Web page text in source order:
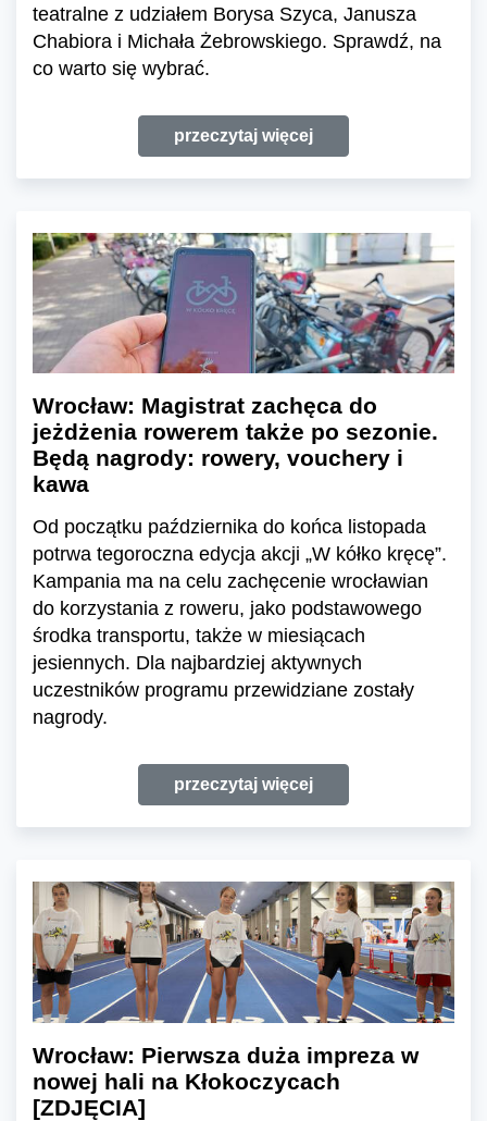
teatralne z udziałem Borysa Szyca, Janusza
Chabiora i Michała Żebrowskiego. Sprawdź, na
co warto się wybrać.
przeczytaj więcej
Wrocław: Magistrat zachęca do
jeżdżenia rowerem także po sezonie.
Będą nagrody: rowery, vouchery i
kawa
Od początku października do końca listopada
potrwa tegoroczna edycja akcji „W kółko kręcę”.
Kampania ma na celu zachęcenie wrocławian
do korzystania z roweru, jako podstawowego
środka transportu, także w miesiącach
jesiennych. Dla najbardziej aktywnych
uczestników programu przewidziane zostały
nagrody.
przeczytaj więcej
Wrocław: Pierwsza duża impreza w
nowej hali na Kłokoczycach
[ZDJĘCIA]